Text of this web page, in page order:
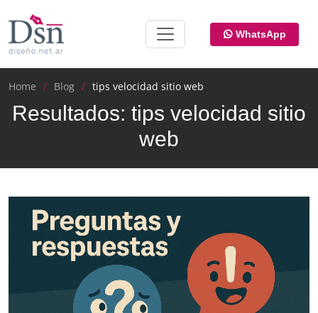
WhatsApp
Home Blog tips velocidad sitio web
Resultados: tips velocidad sitio
web